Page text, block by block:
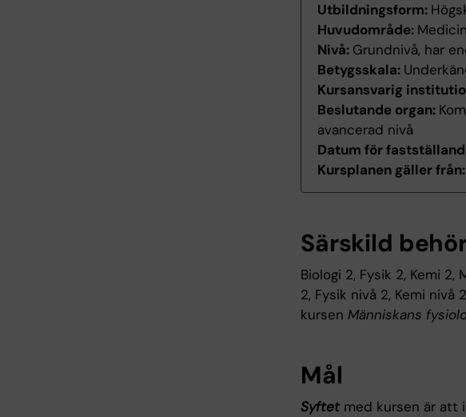
Utbildningsform:
Huvudområde: Medicin
Nivå: Grundnivå, har
Betygsskala:
Kursansvarig
Beslutande organ:
avancerad nivå
Datum för
Kursplanen gäller från:
Särskild
Biologi 2, Fysik 2, Kemi
2, Fysik nivå 2, Kemi
kursen Människans
Mål
Syftet med kursen är att